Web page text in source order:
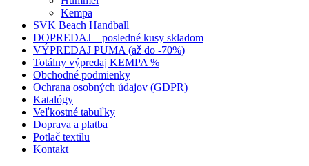
Kempa
SVK Beach Handball
DOPREDAJ – posledné kusy skladom
VÝPREDAJ PUMA (až do -70%)
Totálny výpredaj KEMPA %
Obchodné podmienky
Ochrana osobných údajov (GDPR)
Katalógy
Veľkostné tabuľky
Doprava a platba
Potlač textilu
Kontakt